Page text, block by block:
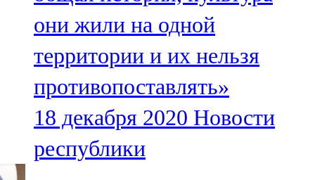
Чистай
103,0 FM
Чүпрәле
91,0 FM
Шәмәрдән
они жили на одной
территории и их нельзя
противопоставлять»
18 декабря 2020 Новости
республики